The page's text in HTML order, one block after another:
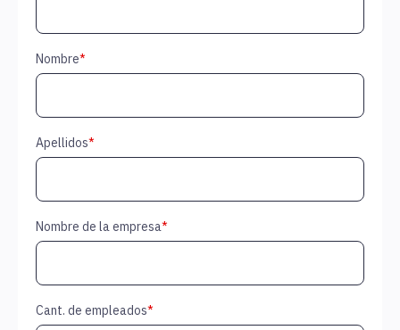
Nombre*
Apellidos*
Nombre de la empresa*
Cant. de empleados*